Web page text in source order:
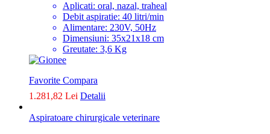
Aplicati: oral, nazal, traheal
Debit aspiratie: 40 litri/min
Alimentare: 230V, 50Hz
Dimensiuni: 35x21x18 cm
Greutate: 3,6 Kg
Favorite Compara
1.281,82 Lei Detalii
Aspiratoare chirurgicale veterinare